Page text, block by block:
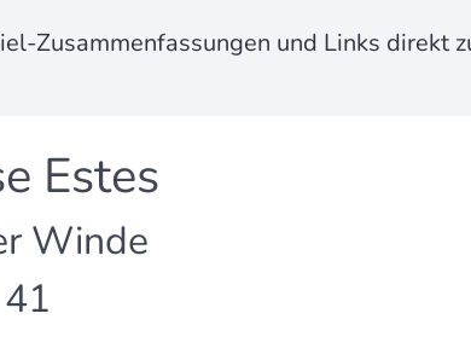
Zusammenfassungen und Links direkt
Estes
Winde